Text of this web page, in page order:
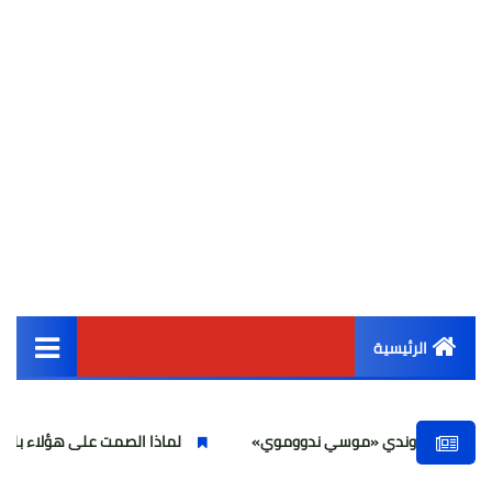
الرئيسية
أخبار مصر
«موسي ندووموي» لماذا الصمت على هؤلاء بلوجر تسيء